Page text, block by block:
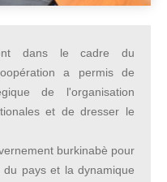
dans le cadre du
a permis de
de l'organisation
et de dresser le
burkinabè pour
du pays et la dynamique